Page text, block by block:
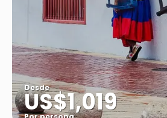
Desde
US$1,019